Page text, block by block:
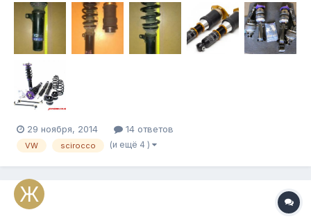
выгодно продался (и кто то меня даже минусанул за это ) и
выгодно купился новый автомобиль, с которым я хочу
продолжить эту темати...
29 ноября, 2014 14 ответов
VW scirocco (и ещё 4 )